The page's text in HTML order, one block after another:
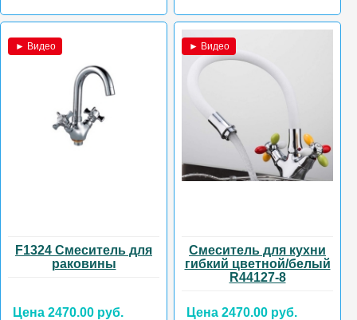
► Видео
F1324 Смеситель для
раковины
Цена 2470.00 руб.
► Видео
Смеситель для кухни
гибкий цветной/белый
R44127-8
Цена 2470.00 руб.